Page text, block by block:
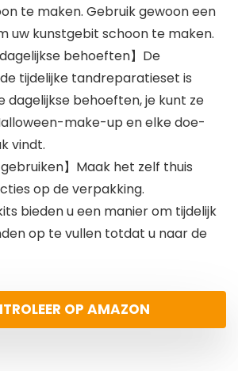
te maken. Gebruik gewoon een
uw kunstgebit schoon te maken.
behoeften】De
tijdelijke tandreparatieset is
dagelijkse behoeften, je kunt ze
make-up en elke doe-
vindt.
】Maak het zelf thuis
op de verpakking.
bieden u een manier om tijdelijk
op te vullen totdat u naar de
OP AMAZON